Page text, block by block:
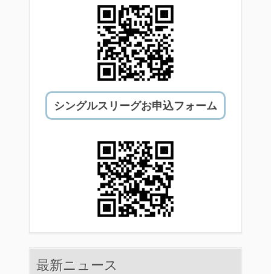
シングルスリーグお申込フォーム
最新ニュース